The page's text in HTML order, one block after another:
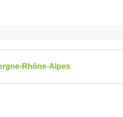
Rhône-Alpes